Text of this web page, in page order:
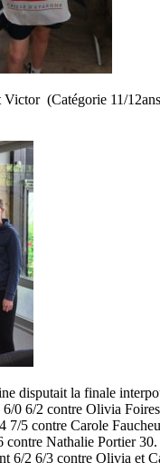
Victor (Catégorie 11/
disputait la finale
0 6/2 contre Olivia
7/5 contre Carole
contre Nathalie Portier 30.
6/2 6/3 contre Olivia et